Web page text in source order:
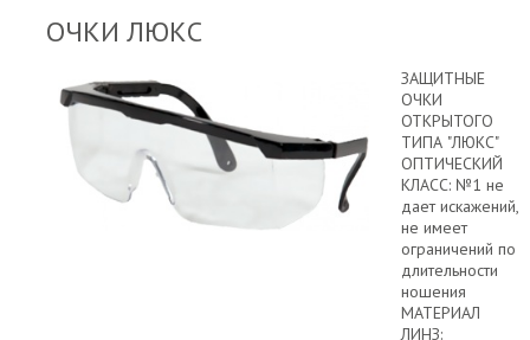
ОЧКИ ЛЮКС
ЗАЩИТНЫЕ
ОЧКИ
ОТКРЫТОГО
ТИПА "ЛЮКС"
ОПТИЧЕСКИЙ
КЛАСС: №1 не
дает искажений,
не имеет
ограничений по
длительности
ношения
МАТЕРИАЛ
ЛИНЗ: